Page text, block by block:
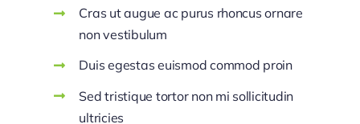
Cras ut augue ac purus rhoncus ornare
non vestibulum
Duis egestas euismod commod proin
Sed tristique tortor non mi sollicitudin
ultricies